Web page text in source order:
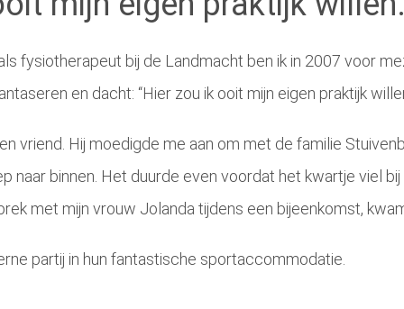
fysiotherapeut bij de Landmacht ben ik in 2007 voor
en dacht: “Hier zou ik ooit mijn eigen praktijk
vriend. Hij moedigde me aan om met de familie
naar binnen. Het duurde even voordat het kwartje viel
met mijn vrouw Jolanda tijdens een bijeenkomst,
partij in hun fantastische sportaccommodatie.